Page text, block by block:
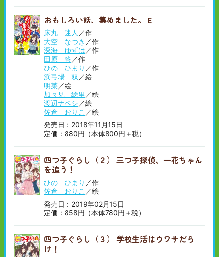
おもしろい話、集めました。Ｅ
床丸 迷人 ／作
大空 なつき ／作
深海 ゆずは ／作
田原 答／作
ひの ひまり ／作
浜弓場 双 ／絵
明菜／絵
加々見 絵里 ／絵
渡辺ナベシ ／絵
佐倉 おりこ ／絵
発売日：2018年11月15日
定価：880円（本体800円＋税）
四つ子ぐらし（２） 三つ子探偵、一花ちゃん
を追う！
ひの ひまり ／作
佐倉 おりこ ／絵
発売日：2019年02月15日
定価：858円（本体780円＋税）
四つ子ぐらし（３） 学校生活はウワサだら
け！